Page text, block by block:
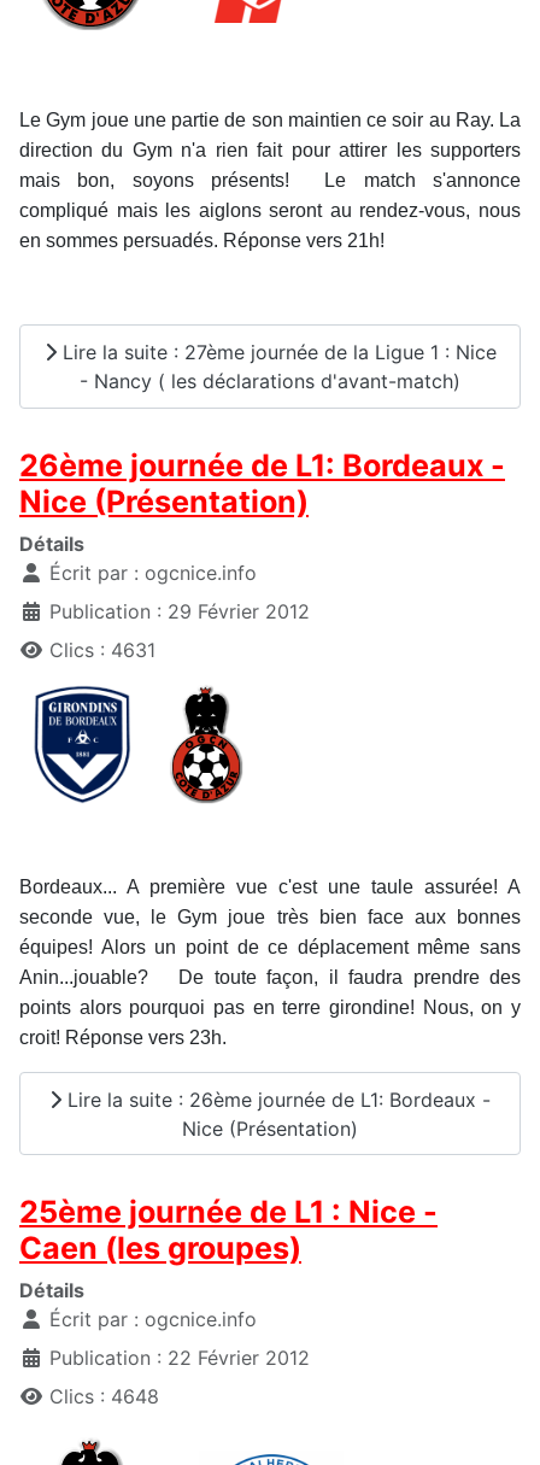
Le Gym joue une partie de son maintien ce soir au Ray. La
direction du Gym n'a rien fait pour attirer les supporters
mais bon, soyons présents! Le match s'annonce
compliqué mais les aiglons seront au rendez-vous, nous
en sommes persuadés. Réponse vers 21h!
Lire la suite : 27ème journée de la Ligue 1 : Nice
- Nancy ( les déclarations d'avant-match)
26ème journée de L1: Bordeaux -
Nice (Présentation)
Détails
Écrit par : ogcnice.info
Publication : 29 Février 2012
Clics : 4631
Bordeaux... A première vue c'est une taule assurée! A
seconde vue, le Gym joue très bien face aux bonnes
équipes! Alors un point de ce déplacement même sans
Anin...jouable? De toute façon, il faudra prendre des
points alors pourquoi pas en terre girondine! Nous, on y
croit! Réponse vers 23h.
Lire la suite : 26ème journée de L1: Bordeaux -
Nice (Présentation)
25ème journée de L1 : Nice -
Caen (les groupes)
Détails
Écrit par : ogcnice.info
Publication : 22 Février 2012
Clics : 4648